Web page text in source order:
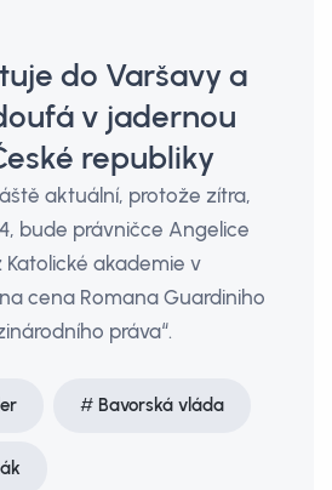
do Varšavy a
v jadernou
republiky
aktuální, protože zítra,
bude právničce Angelice
Katolické akademie v
cena Romana Guardiniho
práva“.
Bavorská vláda